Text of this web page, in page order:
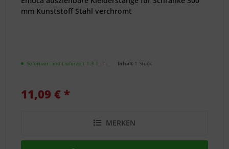
mm Kunststoff Stahl verchromt
Sofortversand Lieferzeit 1-3 T- ℹ - Inhalt 1 Stück
11,09 € *
MERKEN